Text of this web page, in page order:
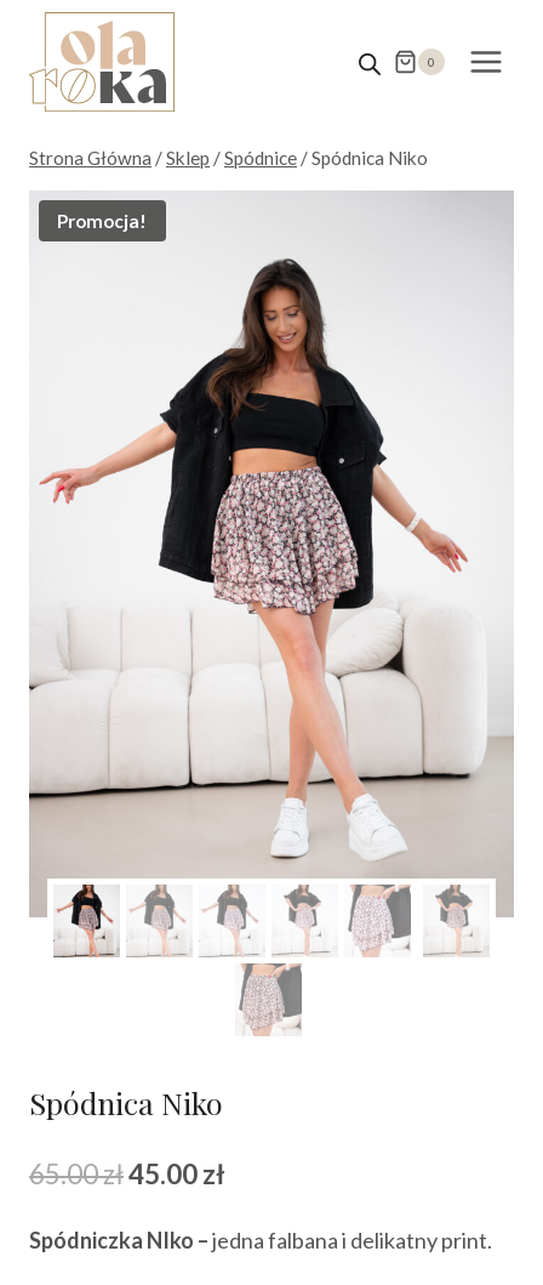
Przejdź
treści
0
Strona Główna /Sklep /Spódnice /Spódnica Niko
Promocja!
Spódnica Niko
65.00złPierwotna
wynosiła:
45.00zł
wynosi:
Spódniczka NIko –jedna falbana i delikatny print.